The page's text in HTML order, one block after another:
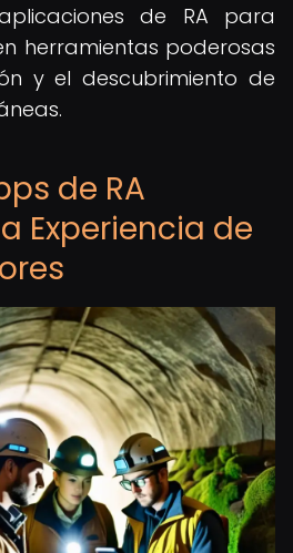
de RA para
herramientas poderosas
y el descubrimiento de
de RA
Experiencia de